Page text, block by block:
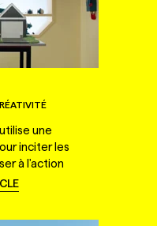
une
inciter les
à l'action